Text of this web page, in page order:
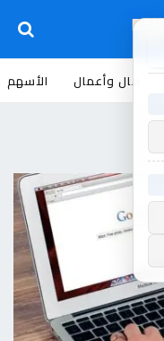
مال وأعمال الأسهم